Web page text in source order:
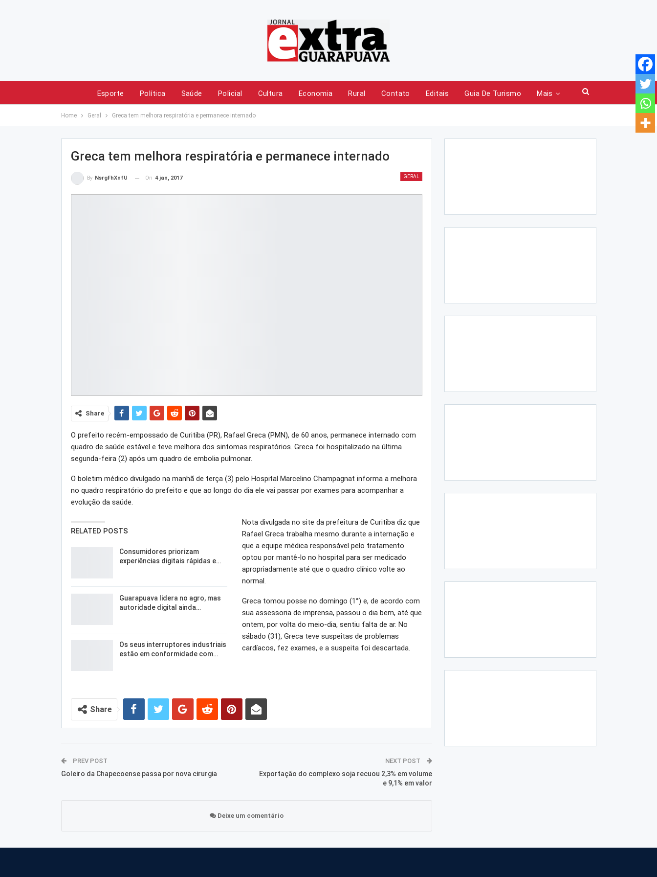
Esporte Política Saúde Policial Cultura Economia Rural Contato Editais Guia De Turismo Mais
Home Geral Greca tem melhora respiratória e permanece internado
Greca tem melhora respiratória e permanece internado
GERAL
By NsrgFhXnfU On 4 jan, 2017
Share
O prefeito recém-empossado de Curitiba (PR), Rafael Greca (PMN), de 60 anos, permanece internado com
quadro de saúde estável e teve melhora dos sintomas respiratórios. Greca foi hospitalizado na última
segunda-feira (2) após um quadro de embolia pulmonar.
O boletim médico divulgado na manhã de terça (3) pelo Hospital Marcelino Champagnat informa a melhora
no quadro respiratório do prefeito e que ao longo do dia ele vai passar por exames para acompanhar a
evolução da saúde.
RELATED POSTS
Consumidores priorizam
experiências digitais rápidas e…
Guarapuava lidera no agro, mas
autoridade digital ainda…
Os seus interruptores industriais
estão em conformidade com…
Nota divulgada no site da prefeitura de Curitiba diz que
Rafael Greca trabalha mesmo durante a internação e
que a equipe médica responsável pelo tratamento
optou por mantê-lo no hospital para ser medicado
apropriadamente até que o quadro clínico volte ao
normal.
Greca tomou posse no domingo (1°) e, de acordo com
sua assessoria de imprensa, passou o dia bem, até que
ontem, por volta do meio-dia, sentiu falta de ar. No
sábado (31), Greca teve suspeitas de problemas
cardíacos, fez exames, e a suspeita foi descartada.
Share
PREV POST
Goleiro da Chapecoense passa por nova cirurgia
NEXT POST
Exportação do complexo soja recuou 2,3% em volume
e 9,1% em valor
Deixe um comentário